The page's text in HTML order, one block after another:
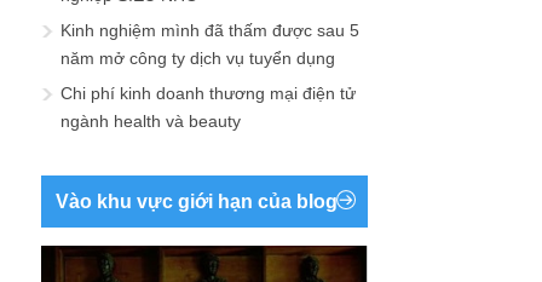
Kinh nghiệm mình đã thấm được sau 5
năm mở công ty dịch vụ tuyển dụng
Chi phí kinh doanh thương mại điện tử
ngành health và beauty
Vào khu vực giới hạn của blog